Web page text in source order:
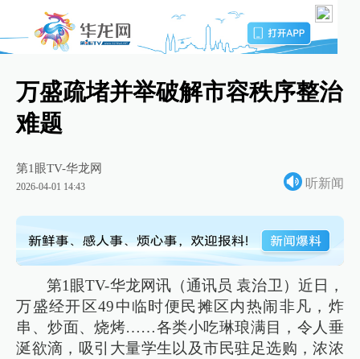
万盛疏堵并举破解市容秩序整治
难题
第1眼TV-华龙网
2026-04-01 14:43 听新闻
第1眼TV-华龙网讯（通讯员 袁治卫）近日，
万盛经开区49中临时便民摊区内热闹非凡，炸
串、炒面、烧烤……各类小吃琳琅满目，令人垂
涎欲滴，吸引大量学生以及市民驻足选购，浓浓